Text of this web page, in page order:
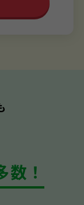
数！